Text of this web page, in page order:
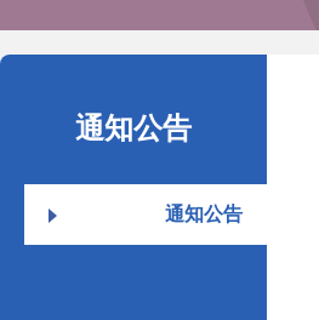
通知公告
通知公告